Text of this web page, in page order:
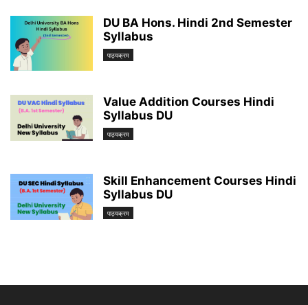
DU BA Hons. Hindi 2nd Semester
Syllabus
पाठ्यक्रम
Value Addition Courses Hindi
Syllabus DU
पाठ्यक्रम
Skill Enhancement Courses Hindi
Syllabus DU
पाठ्यक्रम